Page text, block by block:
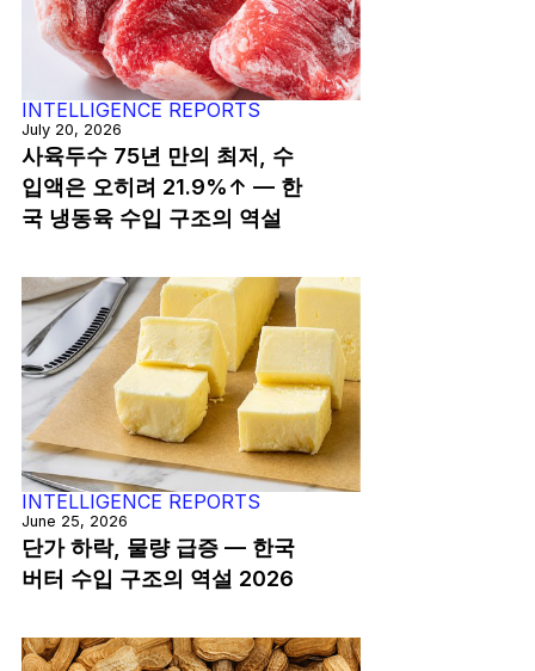
INTELLIGENCE REPORTS
July 20, 2026
사육두수 75년 만의 최저, 수
입액은 오히려 21.9%↑ — 한
국 냉동육 수입 구조의 역설
INTELLIGENCE REPORTS
June 25, 2026
단가 하락, 물량 급증 — 한국
버터 수입 구조의 역설 2026